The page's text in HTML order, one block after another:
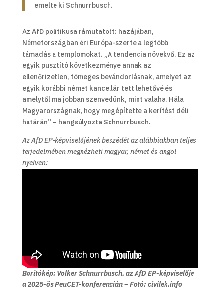
emelte ki Schnurrbusch.
Az AfD politikusa rámutatott: hazájában,
Németországban éri Európa-szerte a legtöbb
támadás a templomokat. „A tendencia növekvő. Ez az
egyik pusztító következménye annak az
ellenőrizetlen, tömeges bevándorlásnak, amelyet az
egyik korábbi német kancellár tett lehetővé és
amelytől ma jobban szenvedünk, mint valaha. Hála
Magyarországnak, hogy megépítette a kerítést déli
határán” – hangsúlyozta Schnurrbusch.
Az AfD EP-képviselőjének beszédét az alábbiakban teljes
terjedelmében megnézheti magyar, német és angol
nyelven:
Borítókép: Volker Schnurrbusch, az AfD EP-képviselője
a 2025-ös PeuCET-konferencián – Fotó: civilek.info